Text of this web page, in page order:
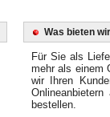
Was bieten
Für Sie als
mehr als einem
wir Ihren
bestellen.